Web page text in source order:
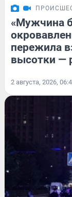
«Мужчина
пережила
высотки —
2 августа, 2026,